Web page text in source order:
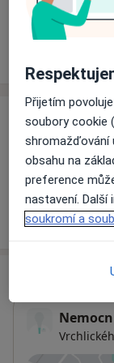
Ceník
Informace o
Tento
Přijetím
soubory cookie
shromažďování
obsahu na
preference
nastavení.
soukromí a